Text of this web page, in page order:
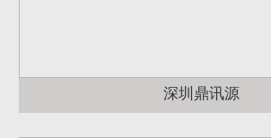
深圳鼎讯源